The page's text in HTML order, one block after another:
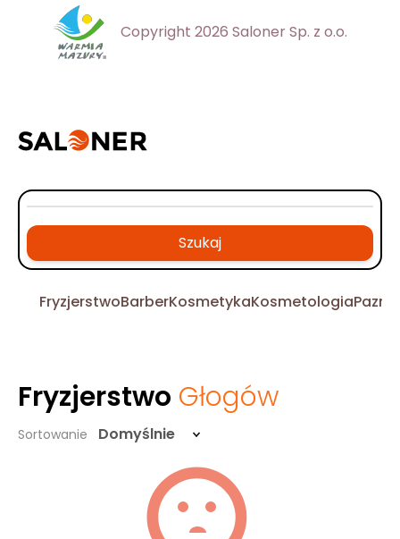
Copyright 2026 Saloner Sp. z o.o.
Szukaj
FryzjerstwoBarberKosmetykaKosmetologia
Fryzjerstwo Głogów
Sortowanie Domyślnie